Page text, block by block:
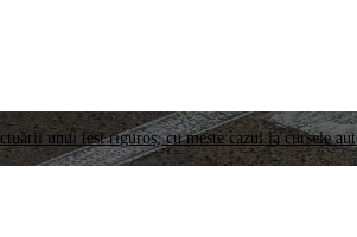
unui test riguros, cu meste cazul la cursele